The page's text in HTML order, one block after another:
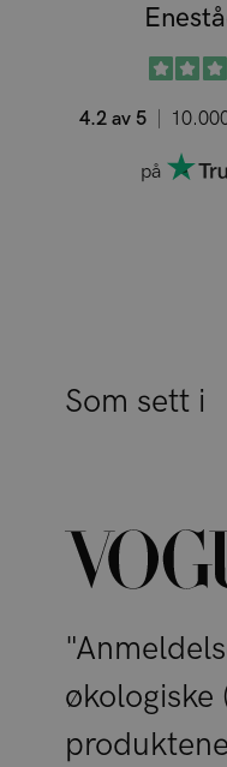
4.2 av 5
på
Som sett i
økologiske